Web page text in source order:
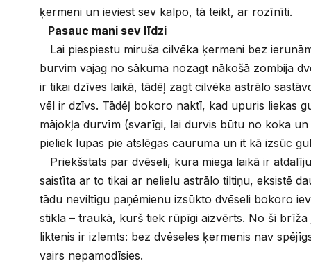
ķermeni un ieviest sev kalpo, tā teikt, ar rozīnīti.
Pasauc mani sev līdzi
Lai piespiestu miruša cilvēka ķermeni bez
burvim vajag no sākuma nozagt nākošā zombija
ir tikai dzīves laikā, tādēļ zagt cilvēka astrālo
vēl ir dzīvs. Tādēļ bokoro naktī, kad upuris liekas
mājokļa durvīm (svarīgi, lai durvis būtu no koka
pieliek lupas pie atslēgas cauruma un it kā izsūc
Priekšstats par dvēseli, kura miega laikā ir
saistīta ar to tikai ar nelielu astrālo tiltiņu, eksistē
tādu neviltīgu paņēmienu izsūkto dvēseli bokoro
stikla – traukā, kurš tiek rūpīgi aizvērts. No šī brīža
liktenis ir izlemts: bez dvēseles ķermenis nav
vairs nepamodīsies.